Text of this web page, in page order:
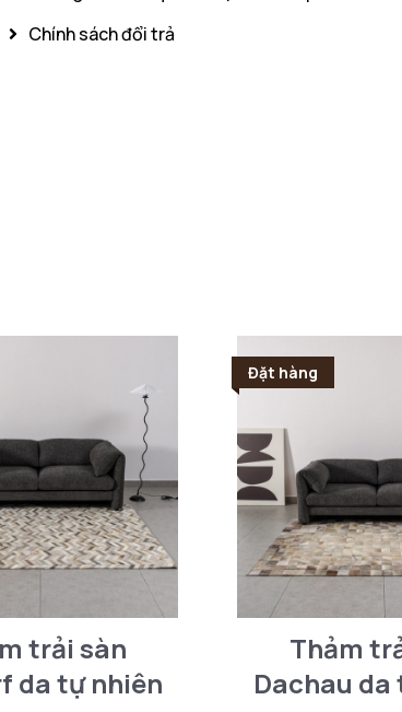
Chính sách đổi trả
trải sàn
da tự nhiên
Đặt hàng
Thảm
Dachau da